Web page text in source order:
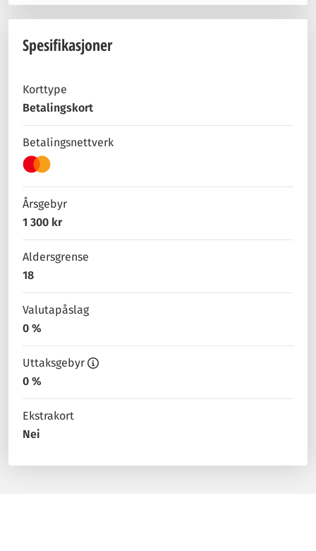
Spesifikasjoner
Korttype
Betalingskort
Betalingsnettverk
Årsgebyr
1 300 kr
Aldersgrense
18
Valutapåslag
0 %
Uttaksgebyr
0 %
Ekstrakort
Nei